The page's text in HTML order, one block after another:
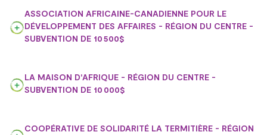
ASSOCIATION AFRICAINE-CANADIENNE POUR LE
DÉVELOPPEMENT DES AFFAIRES - RÉGION DU CENTRE -
SUBVENTION DE 10 500$
LA MAISON D'AFRIQUE - RÉGION DU CENTRE -
SUBVENTION DE 10 000$
COOPÉRATIVE DE SOLIDARITÉ LA TERMITIÈRE - RÉGION